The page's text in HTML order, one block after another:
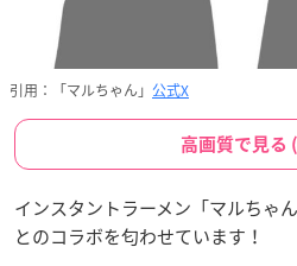
引用：「マルちゃん」 公式X
高画質で見る
インスタントラーメン「マルちゃ
とのコラボを匂わせています！